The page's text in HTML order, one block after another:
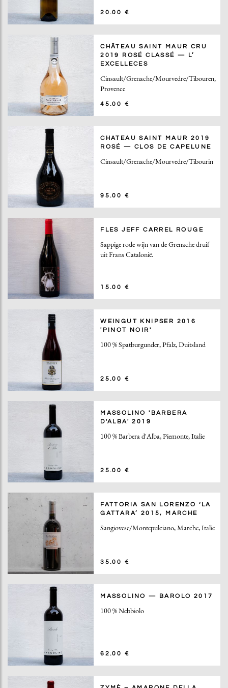
20.00 €
CHÂTEAU SAINT MAUR CRU
2019 ROSÉ CLASSÉ — L’
EXCELLECES
Cinsault/Grenache/Mourvedre/Tibouren,
Provence
45.00 €
CHATEAU SAINT MAUR 2019
ROSÉ — CLOS DE CAPELUNE
Cinsault/Grenache/Mourvedre/Tibourin
95.00 €
FLES JEFF CARREL ROUGE
Sappige rode wijn van de Grenache druif
uit Frans Catalonië.
15.00 €
WEINGUT KNIPSER 2016
'PINOT NOIR'
100 % Spatburgunder, Pfalz, Duitsland
25.00 €
MASSOLINO 'BARBERA
D'ALBA' 2019
100 % Barbera d'Alba, Piemonte, Italie
25.00 €
FATTORIA SAN LORENZO ‘LA
GATTARA’ 2015, MARCHE
Sangiovese/Montepulciano, Marche, Italie
35.00 €
MASSOLINO — BAROLO 2017
100 % Nebbiolo
62.00 €